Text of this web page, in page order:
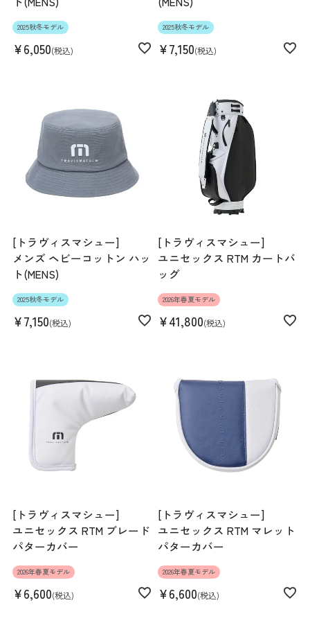
2025秋冬モデル
¥6,050 税込
2025秋冬モデル
¥7,150 税込
[トラヴィスマシュー]
メンズ ヘビーコットン ハッ
ト(MENS)
2025秋冬モデル
¥7,150 税込
[トラヴィスマシュー]
ユニセックス RTM カートバ
ッグ
2026年春夏モデル
¥41,800 税込
[トラヴィスマシュー]
ユニセックス RTM ブレード
パターカバー
2026年春夏モデル
¥6,600 税込
[トラヴィスマシュー]
ユニセックス RTM マレット
パターカバー
2026年春夏モデル
¥6,600 税込